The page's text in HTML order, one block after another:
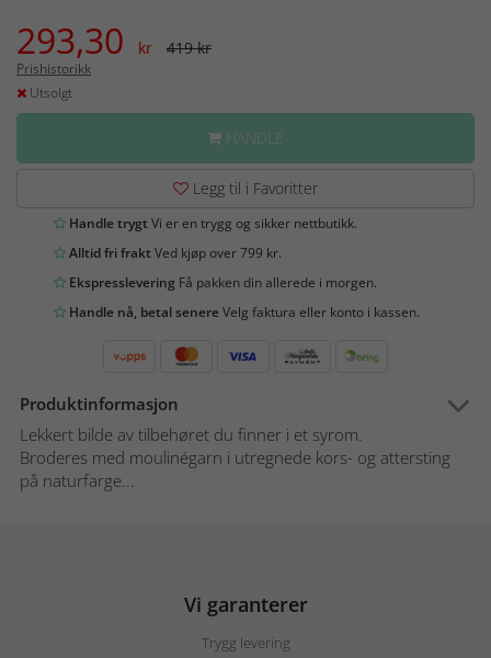
293,30 kr 419 kr
Prishistorikk
Utsolgt
HANDLE
Legg til i Favoritter
Handle trygtVi er en trygg og sikker nettbutikk.
Alltid fri fraktVed kjøp over 799 kr.
Ekspresslevering Få pakken din allerede i morgen.
Handle nå, betal senereVelg faktura eller konto i kassen.
Produktinformasjon
Lekkert bilde av tilbehøret du finner i et syrom.
Broderes med moulinégarn i utregnede kors- og attersting
på naturfarge...
Vi garanterer
Trygg levering